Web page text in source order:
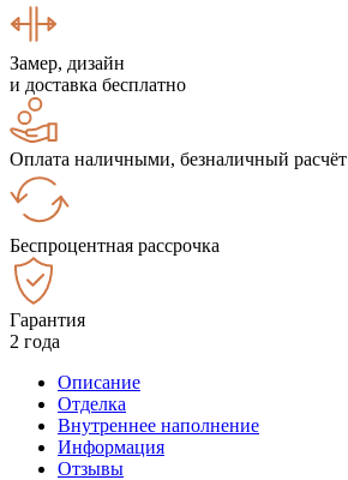
Замер, дизайн
и доставка бесплатно
Оплата наличными, безналичный расчёт
Беспроцентная рассрочка
Гарантия
2 года
Описание
Отделка
Внутреннее наполнение
Информация
Отзывы